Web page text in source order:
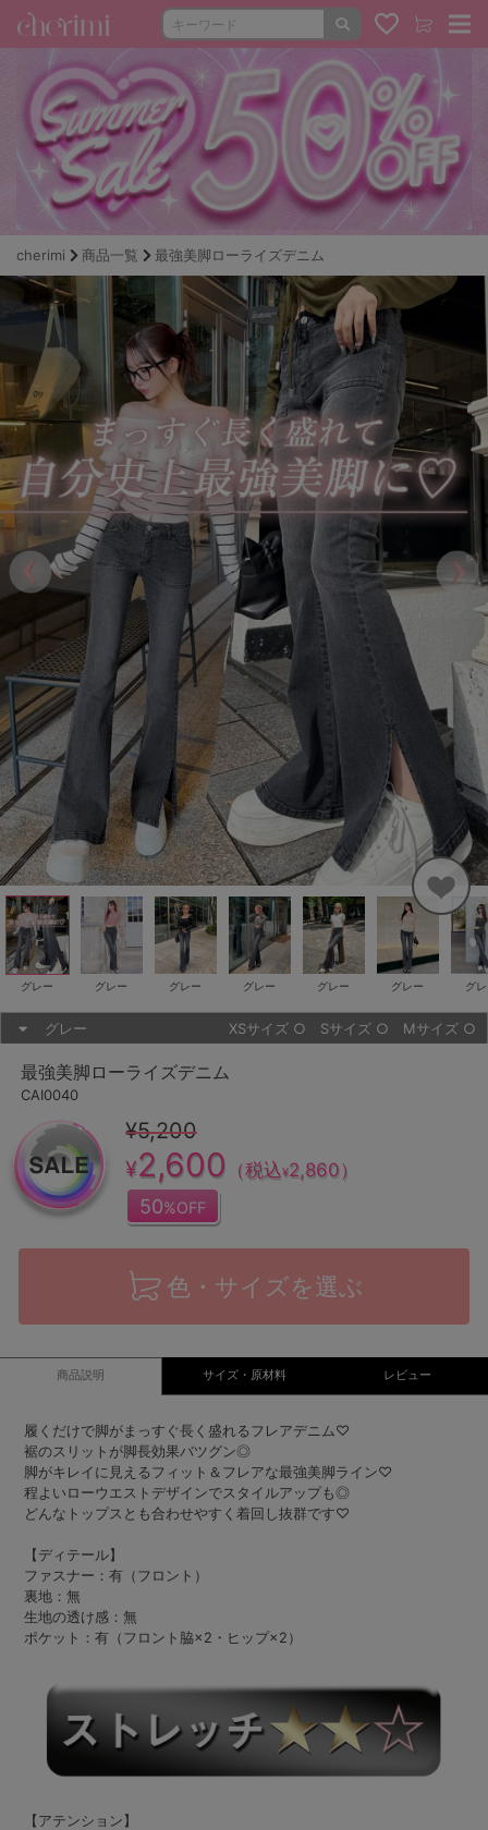
cherimi 商品一覧 最強美脚ローライズデニム
グレー グレー グレー グレー グレー グレー グ
グレー XSサイズ ○ Sサイズ ○ Mサイズ ○
最強美脚ローライズデニム
CAI0040
¥5,200
¥2,600 （税込¥2,860 ）
50%OFF
色・サイズを選ぶ
商品説明 サイズ・原材料 レビュー
履くだけで脚がまっすぐ長く盛れるフレアデニム♡
裾のスリットが脚長効果バツグン◎
脚がキレイに見えるフィット＆フレアな最強美脚ライン♡
程よいローウエストデザインでスタイルアップも◎
どんなトップスとも合わせやすく着回し抜群です♡
【ディテール】
ファスナー：有（フロント）
裏地：無
生地の透け感：無
ポケット：有（フロント脇×2・ヒップ×2）
【アテンション】